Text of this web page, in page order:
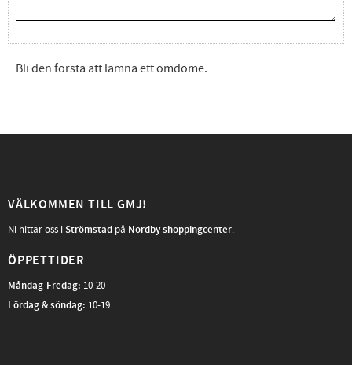
Bli den första att lämna ett omdöme.
VÄLKOMMEN TILL GMJ!
Ni hittar oss iStrömstad på Nordby shoppingcenter.
ÖPPETTIDER
Måndag-Fredag: 10-20
Lördag & söndag: 10-19